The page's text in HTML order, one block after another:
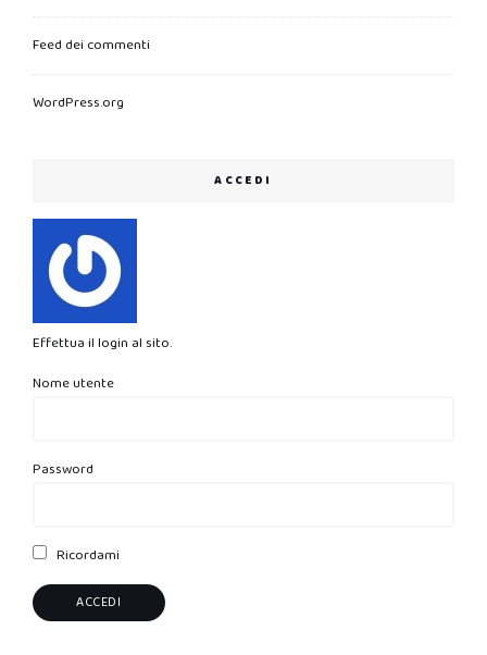
Feed dei commenti
WordPress.org
ACCEDI
Effettua il login al sito.
Nome utente
Password
Ricordami